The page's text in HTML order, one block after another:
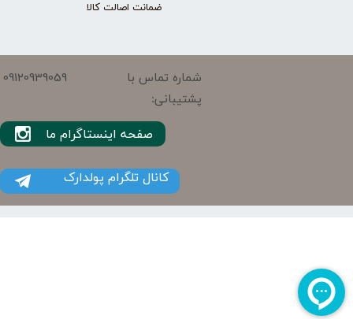
ضمانت اصالت کالا
شماره تماس با
پشتیبانی:
09120939059
کانال تلگرام پولدارک
صفحه اینستاگرام ما